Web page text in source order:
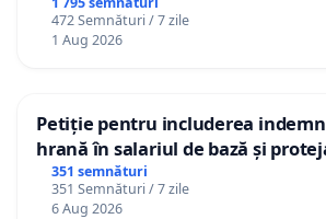
ROMÂNIA
472 Semnături / 7 zile
1 Aug 2026
Petiție pentru includerea
hrană în salariul de bază și
gradațiilor de vechime pentru
personali
351 semnături
351 Semnături / 7 zile
6 Aug 2026